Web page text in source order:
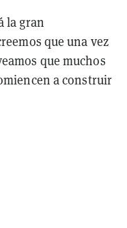
la gran
que una vez
que muchos
a construir